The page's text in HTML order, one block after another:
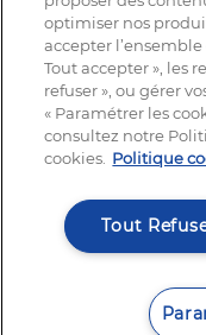
© France Pare-
optimiser nos
accepter
Tout accepter », les
refuser », ou gérer
« Paramétrer les
consultez notre
cookies. Politique
Tout